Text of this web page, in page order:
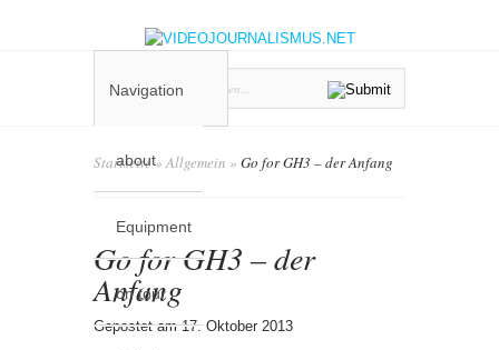
about
Equipment
on tour
Navigation
Startseite » Allgemein » Go for GH3 – der Anfang
Go for GH3 – der
Anfang
Gepostet am 17. Oktober 2013